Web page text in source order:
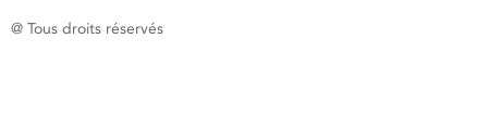
@ Tous droits réservés